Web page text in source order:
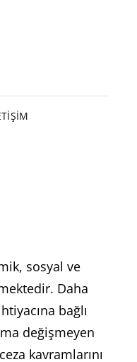
sosyal ve
Daha
bağlı
değişmeyen
kavramlarını